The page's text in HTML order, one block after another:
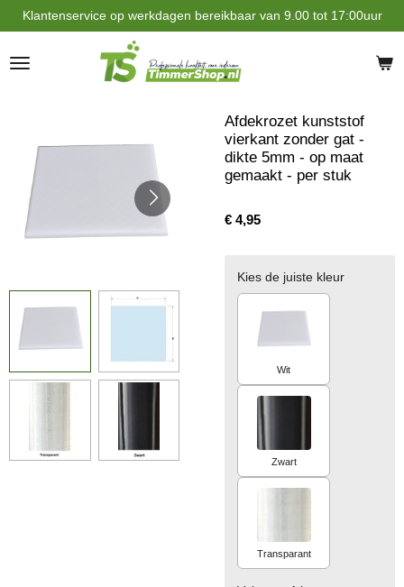
Ga
direct
naar
de
Klantenservice op werkdagen bereikbaar van 9.00 tot 17:00uur
Afdekrozet kunststof
vierkant zonder gat -
dikte 5mm - op maat
gemaakt - per stuk
€ 4,95
Kies de juiste kleur
Wit
Zwart
Transparant